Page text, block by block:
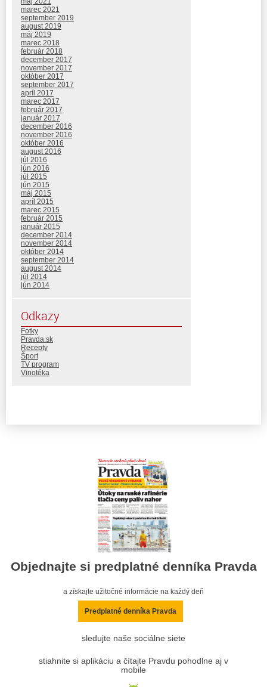
marec 2021
september 2019
august 2019
máj 2019
marec 2018
február 2018
december 2017
november 2017
október 2017
september 2017
apríl 2017
marec 2017
február 2017
január 2017
december 2016
november 2016
október 2016
august 2016
júl 2016
jún 2016
júl 2015
jún 2015
máj 2015
apríl 2015
marec 2015
február 2015
január 2015
december 2014
november 2014
október 2014
september 2014
august 2014
júl 2014
jún 2014
Odkazy
Fotky
Pravda.sk
Recepty
Šport
TV program
Vinotéka
Objednajte si predplatné denníka Pravda
a získajte užitočné informácie na každý deň
Predplatné denníka Pravda
sledujte naše sociálne siete
stiahnite si aplikáciu a čítajte Pravdu pohodlne aj v
mobile